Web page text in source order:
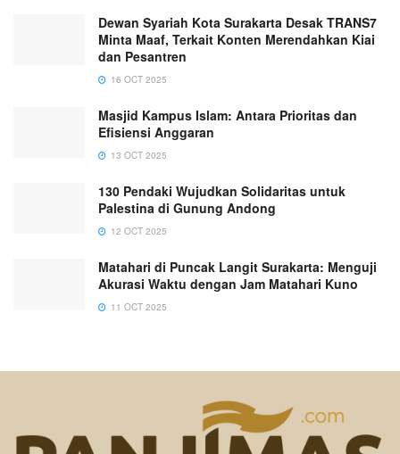
Dewan Syariah Kota Surakarta Desak TRANS7
Minta Maaf, Terkait Konten Merendahkan Kiai
dan Pesantren
16 OCT 2025
Masjid Kampus Islam: Antara Prioritas dan
Efisiensi Anggaran
13 OCT 2025
130 Pendaki Wujudkan Solidaritas untuk
Palestina di Gunung Andong
12 OCT 2025
Matahari di Puncak Langit Surakarta: Menguji
Akurasi Waktu dengan Jam Matahari Kuno
11 OCT 2025